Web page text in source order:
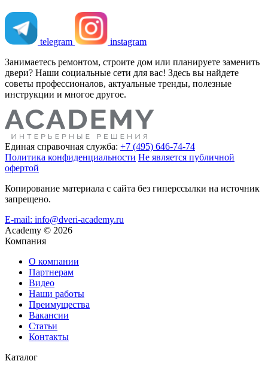
telegram
instagram
Занимаетесь ремонтом, строите дом или планируете заменить
двери? Наши социальные сети для вас! Здесь вы найдете
советы профессионалов, актуальные тренды, полезные
инструкции и многое другое.
Единая справочная служба: +7 (495) 646-74-74
Политика конфиденциальности Не является публичной
офертой
Копирование материала с сайта без гиперссылки на источник
запрещено.
E-mail: info@dveri-academy.ru
Academy © 2026
Компания
О компании
Партнерам
Видео
Наши работы
Преимущества
Вакансии
Статьи
Контакты
Каталог